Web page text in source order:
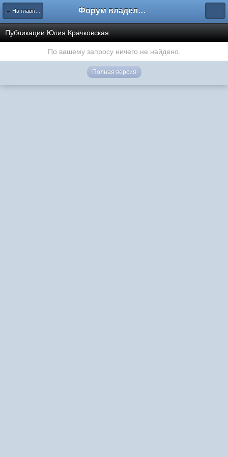
← На главную Форум владельцев интернет-магазинов
Публикации Юлия Крачковская
По вашему запросу ничего не найдено.
Полная версия